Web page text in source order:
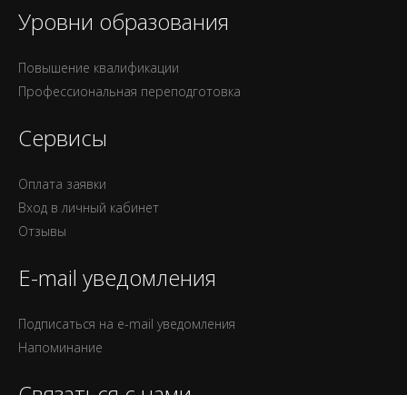
Уровни образования
Повышение квалификации
Профессиональная переподготовка
Сервисы
Оплата заявки
Вход в личный кабинет
Отзывы
E-mail уведомления
Подписаться на e-mail уведомления
Напоминание